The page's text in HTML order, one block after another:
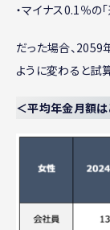
・マイナス0.1％の
だった場合、
ように変わると試
＜平均年金月額は